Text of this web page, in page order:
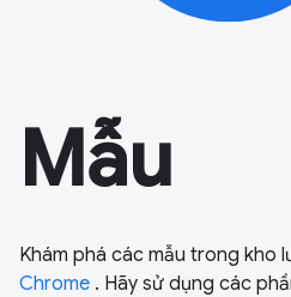
Mẫu
Khám phá các mẫu trong kho
Chrome . Hãy sử dụng các